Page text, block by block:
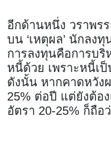
อีกด้านหนึ่ง วราพร
บน ‘เหตุผล’ นักลง
การลงทุนคือการบริ
หนี้ด้วย เพราะหนี้เ
ดังนั้น หากคาดหวัง
25% ต่อปี แต่ยังต้อ
อัตรา 20-25% ก็ถือ